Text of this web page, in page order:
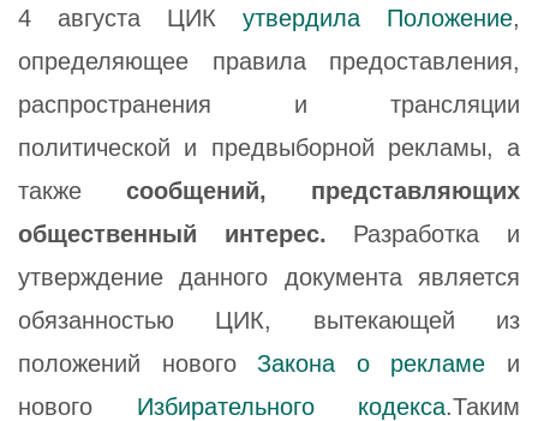
4 августа ЦИК утвердила Положение,
определяющее правила предоставления,
распространения и трансляции
политической и предвыборной рекламы, а
также сообщений, представляющих
общественный интерес. Разработка и
утверждение данного документа является
обязанностью ЦИК, вытекающей из
положений новогоЗакона о рекламе и
нового Избирательного кодекса.Таким